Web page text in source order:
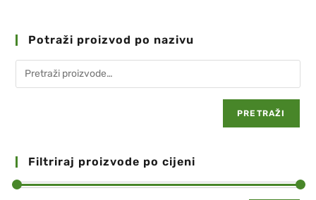
Potraži proizvod po nazivu
PRETRAŽI
Filtriraj proizvode po cijeni